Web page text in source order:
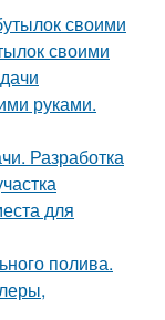
своими
своими
руками.
Разработка
для
полива.